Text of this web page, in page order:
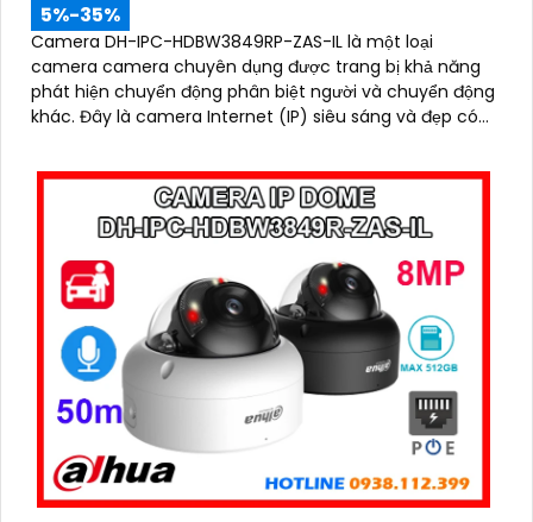
5%-35%
Camera DH-IPC-HDBW3849RP-ZAS-IL là một loại
camera camera chuyên dụng được trang bị khả năng
phát hiện chuyển động phân biệt người và chuyển động
khác. Đây là camera Internet (IP) siêu sáng và đẹp có